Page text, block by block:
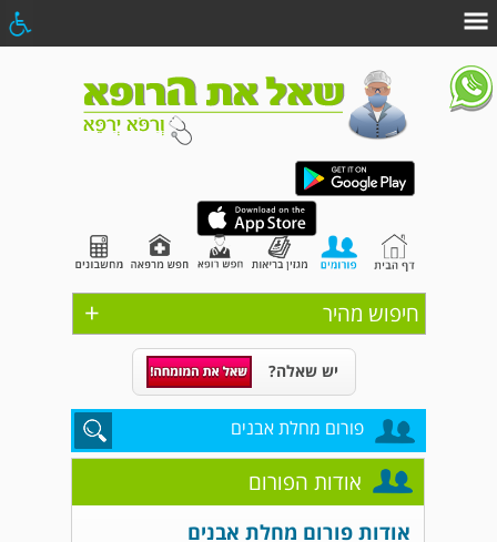
+ חיפוש מהיר
יש שאלה?
פורום מחלת אבנים
אודות הפורום
אודות פורום מחלת אבנים